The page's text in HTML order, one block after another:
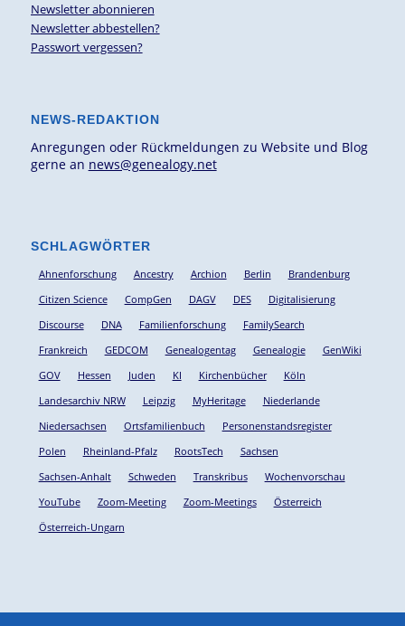
Newsletter abonnieren
Newsletter abbestellen?
Passwort vergessen?
NEWS-REDAKTION
Anregungen oder Rückmeldungen zu Website und Blog
gerne an news@genealogy.net
SCHLAGWÖRTER
Ahnenforschung Ancestry Archion Berlin
Brandenburg
Citizen Science
CompGen DAGV DES
Digitalisierung
Discourse
DNA Familienforschung
FamilySearch
Frankreich
GEDCOM Genealogentag Genealogie
GenWiki
GOV
Hessen Juden KI Kirchenbücher
Köln
Landesarchiv NRW
Leipzig MyHeritage
Niederlande
Niedersachsen
Ortsfamilienbuch
Personenstandsregister
Polen
Rheinland-Pfalz RootsTech
Sachsen
Sachsen-Anhalt
Schweden Transkribus
Wochenvorschau
YouTube
Zoom-Meeting Zoom-Meetings
Österreich
Österreich-Ungarn